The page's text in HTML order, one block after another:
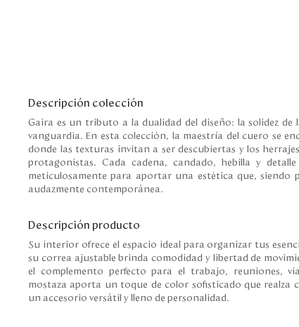
Descripción colección
Gaira es un tributo a la dualidad del diseño: la solidez de
vanguardia. En esta colección, la maestría del cuero se
donde las texturas invitan a ser descubiertas y los
protagonistas. Cada cadena, candado, hebilla y
meticulosamente para aportar una estética que, siendo
audazmente contemporánea.
Descripción producto
Su interior ofrece el espacio ideal para organizar tus
su correa ajustable brinda comodidad y libertad de
el complemento perfecto para el trabajo, reuniones,
mostaza aporta un toque de color sofisticado que realza
un accesorio versátil y lleno de personalidad.